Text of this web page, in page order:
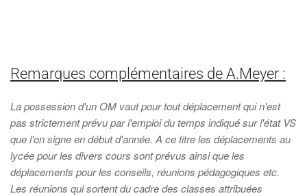
Remarques complémentaires de A.Meyer :
La possession d'un OM vaut pour tout déplacement qui n'est
pas strictement prévu par l'emploi du temps indiqué sur l'état VS
que l'on signe en début d'année. A ce titre les déplacements au
lycée pour les divers cours sont prévus ainsi que les
déplacements pour les conseils, réunions pédagogiques etc.
Les réunions qui sortent du cadre des classes attribuées